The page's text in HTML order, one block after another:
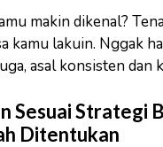
makin dikenal?
kamu lakuin. Nggak
asal konsisten dan
Sesuai Strategi
Ditentukan